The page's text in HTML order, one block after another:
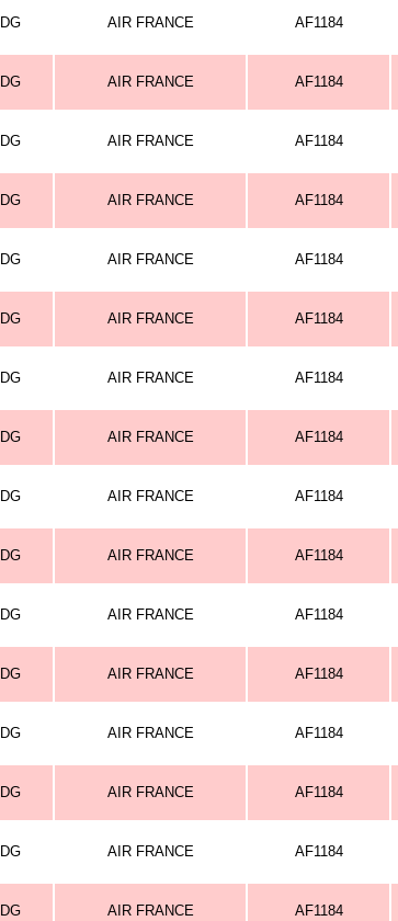
AIR FRANCE AF1184
AIR FRANCE AF1184
AIR FRANCE AF1184
AIR FRANCE AF1184
AIR FRANCE AF1184
AIR FRANCE AF1184
AIR FRANCE AF1184
AIR FRANCE AF1184
AIR FRANCE AF1184
AIR FRANCE AF1184
AIR FRANCE AF1184
AIR FRANCE AF1184
AIR FRANCE AF1184
AIR FRANCE AF1184
AIR FRANCE AF1184
AIR FRANCE AF1184